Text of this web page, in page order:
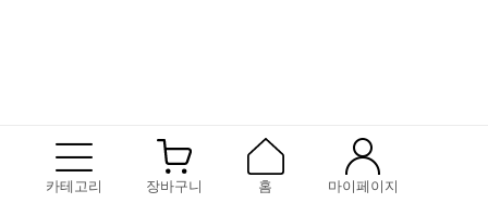
카테고리 장바구니 홈 마이페이지